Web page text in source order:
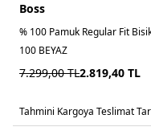
Boss
% 100 Pamuk Regular Fit
100 BEYAZ
7.299,00TL2.819,40 TL
Tahmini Kargoya Teslimat